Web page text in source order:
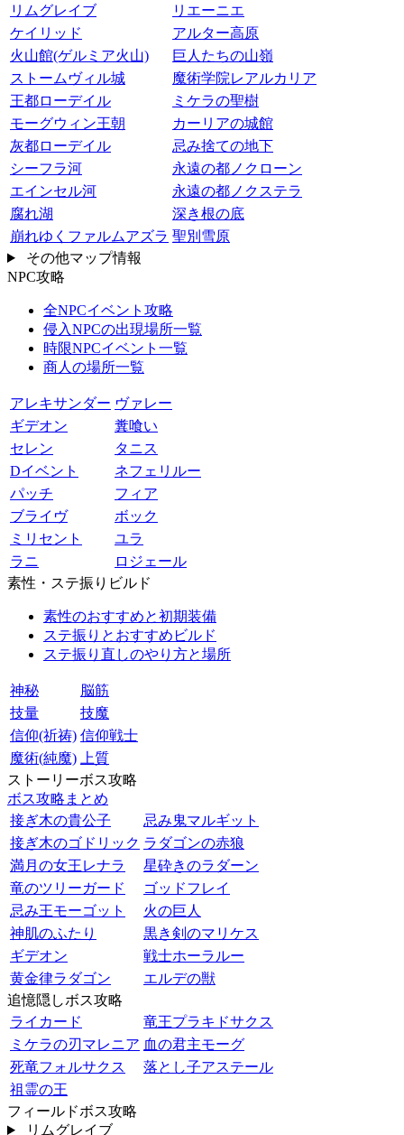
リムグレイブ
リエーニエ
ケイリッド
アルター高原
火山館(ゲルミア火山)
巨人たちの山嶺
ストームヴィル城
魔術学院レアルカリア
王都ローデイル
ミケラの聖樹
モーグウィン王朝
カーリアの城館
灰都ローデイル
忌み捨ての地下
シーフラ河
永遠の都ノクローン
エインセル河
永遠の都ノクステラ
腐れ湖
深き根の底
崩れゆくファルムアズラ 聖別雪原
その他マップ情報
NPC攻略
全NPCイベント攻略
侵入NPCの出現場所一覧
時限NPCイベント一覧
商人の場所一覧
アレキサンダー ヴァレー
ギデオン
糞喰い
セレン
タニス
Dイベント
ネフェリルー
パッチ
フィア
ブライヴ
ボック
ミリセント
ユラ
ラニ
ロジェール
素性・ステ振りビルド
素性のおすすめと初期装備
ステ振りとおすすめビルド
ステ振り直しのやり方と場所
神秘
脳筋
技量
技魔
信仰(祈祷) 信仰戦士
魔術(純魔)
上質
ストーリーボス攻略
ボス攻略まとめ
接ぎ木の貴公子
忌み鬼マルギット
接ぎ木のゴドリック ラダゴンの赤狼
満月の女王レナラ
星砕きのラダーン
竜のツリーガード
ゴッドフレイ
忌み王モーゴット
火の巨人
神肌のふたり
黒き剣のマリケス
ギデオン
戦士ホーラルー
黄金律ラダゴン
エルデの獣
追憶隠しボス攻略
ライカード
竜王プラキドサクス
ミケラの刃マレニア 血の君主モーグ
死竜フォルサクス
落とし子アステール
祖霊の王
フィールドボス攻略
リムグレイブ